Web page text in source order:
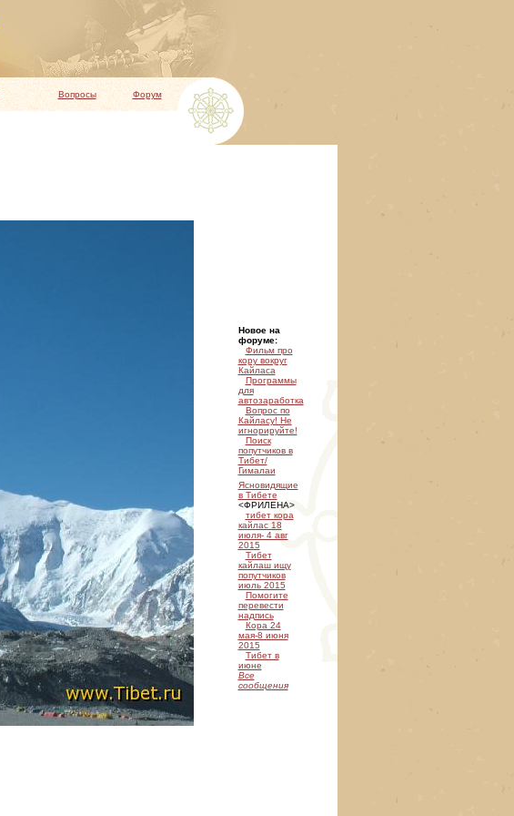
Вопросы Форум
Новое на
форуме:
Фильм про
кору вокруг
Кайласа
Программы
для
автозаработка
Вопрос по
Кайласу! Не
игнорируйте!
Поиск
попутчиков в
Тибет/
Гималаи
Ясновидящие
в Тибете
<ФРИЛЕНА>
тибет кора
кайлас 18
июля- 4 авг
2015
Тибет
кайлаш ищу
попутчиков
июль 2015
Помогите
перевести
надпись
Кора 24
мая-8 июня
2015
Тибет в
июне
Все
сообщения